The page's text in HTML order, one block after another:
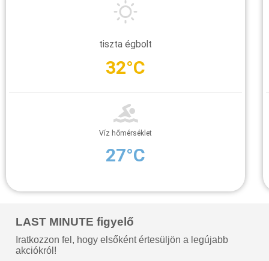
tiszta égbolt
32°C
Víz hőmérséklet
27°C
LAST MINUTE figyelő
Iratkozzon fel, hogy elsőként értesüljön a legújabb
akciókról!